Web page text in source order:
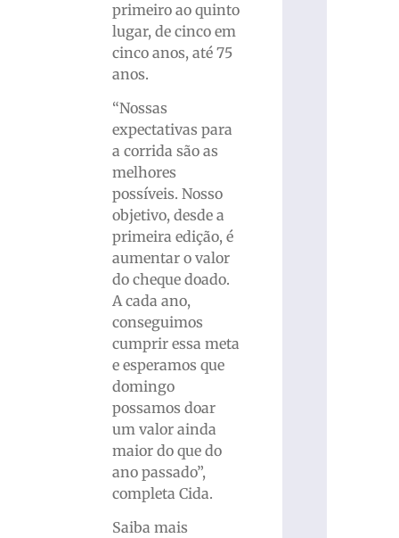
primeiro ao quinto
lugar, de cinco em
cinco anos, até 75
anos.
“Nossas
expectativas para
a corrida são as
melhores
possíveis. Nosso
objetivo, desde a
primeira edição, é
aumentar o valor
do cheque doado.
A cada ano,
conseguimos
cumprir essa meta
e esperamos que
domingo
possamos doar
um valor ainda
maior do que do
ano passado”,
completa Cida.
Saiba mais